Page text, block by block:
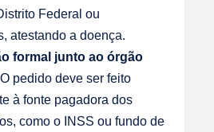
Federal ou
atestando a doença.
formal junto ao órgão
pedido deve ser feito
à fonte pagadora dos
como o INSS ou fundo de